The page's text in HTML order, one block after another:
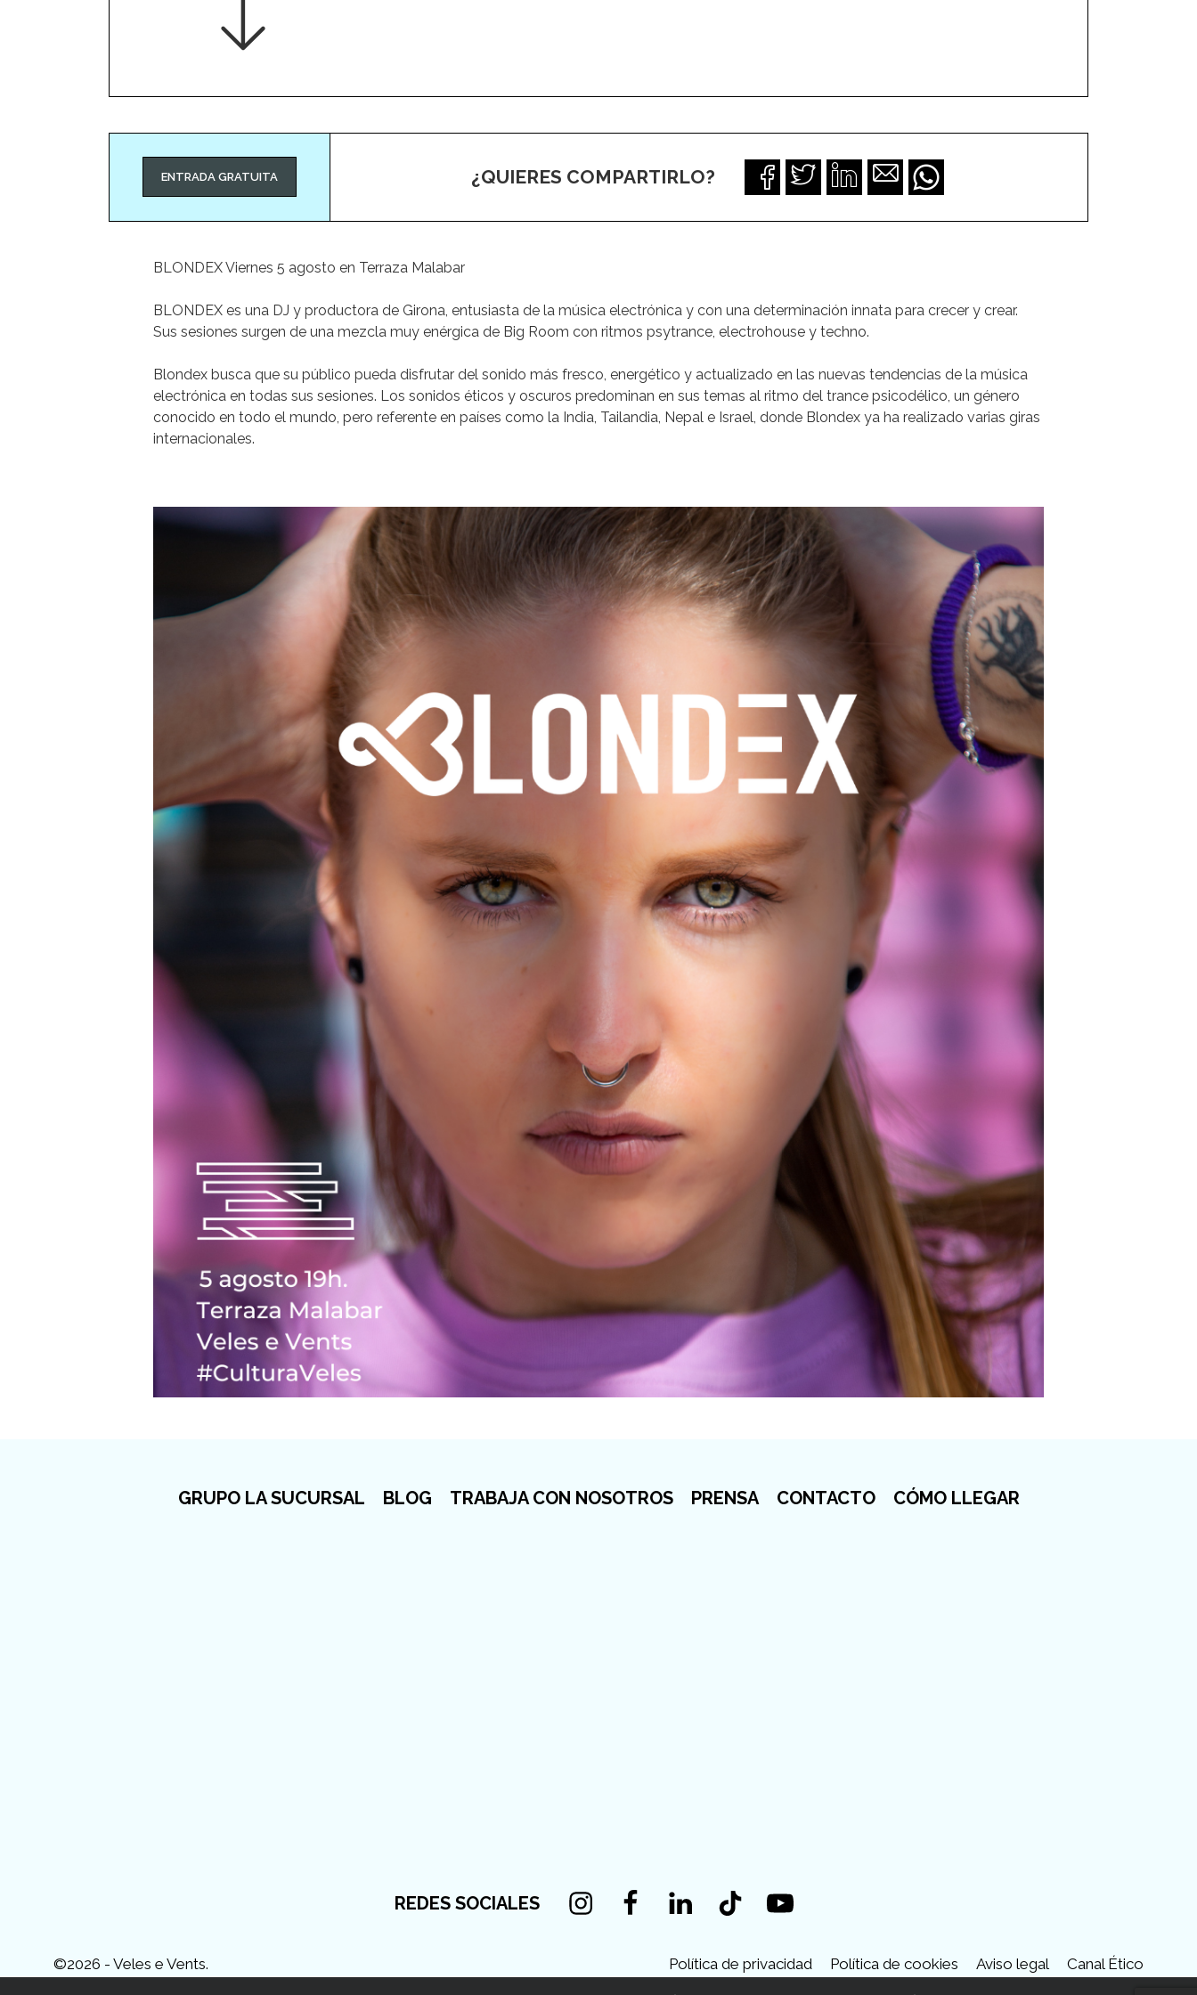
ENTRADA GRATUITA ¿QUIERES COMPARTIRLO?
BLONDEX Viernes 5 agosto en Terraza Malabar
BLONDEX es una DJ y productora de Girona, entusiasta de la música electrónica y con una determinación innata para crecer y crear.
Sus sesiones surgen de una mezcla muy enérgica de Big Room con ritmos psytrance, electrohouse y techno.
Blondex busca que su público pueda disfrutar del sonido más fresco, energético y actualizado en las nuevas tendencias de la música
electrónica en todas sus sesiones. Los sonidos éticos y oscuros predominan en sus temas al ritmo del trance psicodélico, un género
conocido en todo el mundo, pero referente en países como la India, Tailandia, Nepal e Israel, donde Blondex ya ha realizado varias giras
internacionales.
GRUPO LA SUCURSAL BLOG TRABAJA CON NOSOTROS PRENSA CONTACTO CÓMO LLEGAR
REDES SOCIALES
InstagramFacebookLinkedin Tiktok Youtube
©2026 - Veles e Vents. Política de privacidad Política de cookies Aviso legal Canal Ético